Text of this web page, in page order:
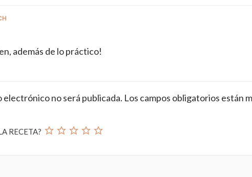
además de lo práctico!
no será publicada. Los campos obligatorios están
RECETA?